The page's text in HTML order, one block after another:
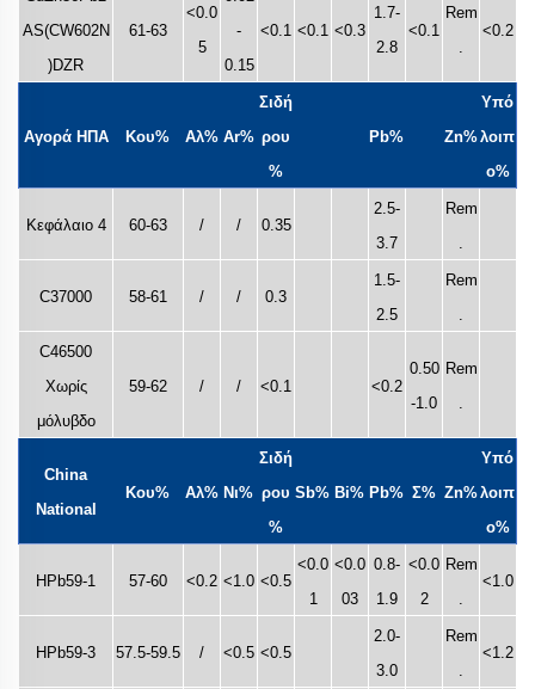
AS(CW602N
)DZR
61-63
<0.0
5
-
0.15
<0.1 <0.1 <0.3
1.7-
2.8
<0.1
Rem
<0.2
Αγορά ΗΠΑ Κου% Αλ% Ar%
Σιδή
ρου
%
Pb% Zn%
Υπό
λοιπ
ο%
Κεφάλαιο 4 60-63 / / 0.35
2.5-
3.7
Rem
C37000 58-61 / / 0.3
1.5-
2.5
Rem
C46500
Χωρίς
μόλυβδο
59-62 / / <0.1 <0.2
0.50
-1.0
Rem
China
National
Κου% Αλ% Νι%
Σιδή
ρου
%
Sb% Bi% Pb% Σ% Zn%
Υπό
λοιπ
ο%
HPb59-1 57-60 <0.2 <1.0 <0.5
<0.0
1
<0.0
03
0.8-
1.9
<0.0
2
Rem
<1.0
HPb59-3 57.5-59.5 / <0.5 <0.5
2.0-
3.0
Rem
<1.2